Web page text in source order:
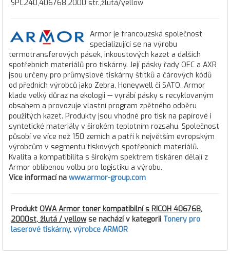
SPC240,406768,2000 str.,žlutá/yellow
Armor je francouzská společnost
specializující se na výrobu
termotransferových pásek, inkoustových kazet a dalších
spotřebních materiálů pro tiskárny. Její pásky řady OFC a AXR
jsou určeny pro průmyslové tiskárny štítků a čárových kódů
od předních výrobců jako Zebra, Honeywell či SATO. Armor
klade velký důraz na ekologii — vyrábí pásky s recyklovaným
obsahem a provozuje vlastní program zpětného odběru
použitých kazet. Produkty jsou vhodné pro tisk na papírové i
syntetické materiály v širokém teplotním rozsahu. Společnost
působí ve více než 150 zemích a patří k největším evropským
výrobcům v segmentu tiskových spotřebních materiálů.
Kvalita a kompatibilita s širokým spektrem tiskáren dělají z
Armor oblíbenou volbu pro logistiku a výrobu.
Více informací na www.armor-group.com
Produkt OWA Armor toner kompatibilní s RICOH 406768,
2000st, žlutá / yellowse nachází v kategorii Tonery pro
laserové tiskárny, výrobce ARMOR